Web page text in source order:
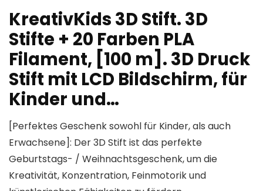
KreativKids 3D Stift. 3D
Stifte + 20 Farben PLA
Filament, [100 m]. 3D Druck
Stift mit LCD Bildschirm, für
Kinder und…
[Perfektes Geschenk sowohl für Kinder, als auch
Erwachsene]: Der 3D Stift ist das perfekte
Geburtstags- / Weihnachtsgeschenk, um die
Kreativität, Konzentration, Feinmotorik und